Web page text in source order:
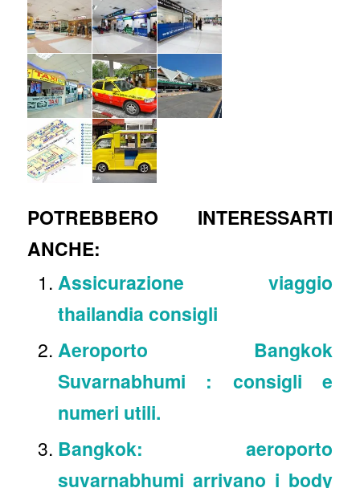
POTREBBERO INTERESSARTI
ANCHE:
Assicurazione viaggio
thailandia consigli
Aeroporto Bangkok
Suvarnabhumi : consigli e
numeri utili.
Bangkok: aeroporto
suvarnabhumi arrivano i body